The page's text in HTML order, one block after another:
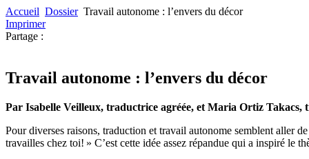
Accueil Dossier Travail autonome : l’envers du décor
Imprimer
Partage :
Travail autonome : l’envers du décor
Par Isabelle Veilleux, traductrice agréée, et Maria Ortiz Takacs,
Pour diverses raisons, traduction et travail autonome semblent aller
travailles chez toi! » C’est cette idée assez répandue qui a inspiré le